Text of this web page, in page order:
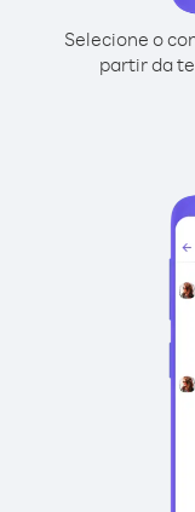
Selecione o
partir da